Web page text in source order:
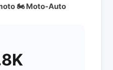
🏍️ Moto-Auto